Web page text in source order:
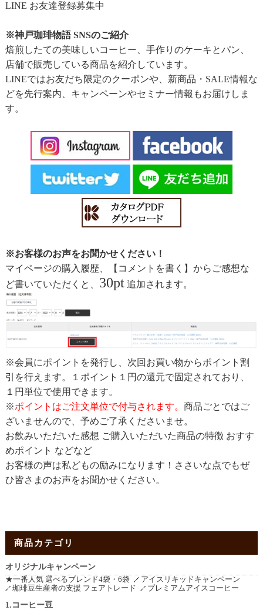
LINE お友達登録募集中
※神戸珈琲物語 SNSのご紹介
焙煎したての美味しいコーヒー、手作りのケーキとパン、
店舗で販売している商品を紹介しています。
LINEではお友だち限定のクーポンや、新商品・SALE情報な
どを先行案内、キャンペーンやセミナー情報もお届けしま
す。
※お客様のお声をお聞かせください！
マイページの購入履歴、【コメントを書く】からご感想な
ど書いていただくと、 30pt追加されます。
※会員にポイントを発行し、次回お買い物からポイント割
引を行えます。１ポイント１円の還元で固定されており、
１円単位で使用できます。
※ポイントはご注文単位で付与されます。 商品ごとではご
ざいませんので、予めご了承くださいませ。
お飲みいただいた感想 ご購入いただいた商品の特徴 おすす
めポイント などなど
お客様の声は私どもの励みになります！ささいな点でもぜ
ひ皆さまのお声をお聞かせください。
商品カテゴリ
オリジナルキャンペーン
★一番人気 選べるブレンド4袋・6袋
アイスリキッドキャンペーン
珈琲豆生産者の支援 フェアトレード
プレミアムアイスコーヒー
1.コーヒー豆